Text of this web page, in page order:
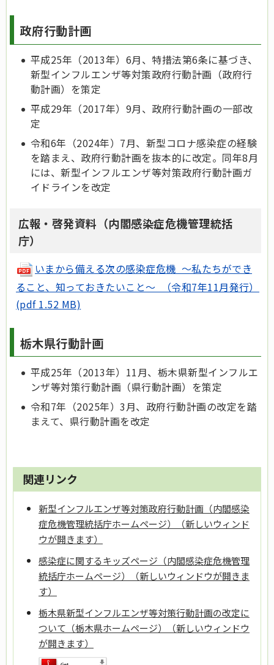
政府行動計画
平成25年（2013年）6月、特措法第6条に基づき、
新型インフルエンザ等対策政府行動計画（政府行
動計画）を策定
平成29年（2017年）9月、政府行動計画の一部改
定
令和6年（2024年）7月、新型コロナ感染症の経験
を踏まえ、政府行動計画を抜本的に改定。同年8月
には、新型インフルエンザ等対策政府行動計画ガ
イドラインを改定
広報・啓発資料（内閣感染症危機管理統括
庁）
いまから備える次の感染症危機 ～私たちができ
ること、知っておきたいこと～ （令和7年11月発行）
(pdf 1.52 MB)
栃木県行動計画
平成25年（2013年）11月、栃木県新型インフルエ
ンザ等対策行動計画（県行動計画）を策定
令和7年（2025年）3月、政府行動計画の改定を踏
まえて、県行動計画を改定
関連リンク
新型インフルエンザ等対策政府行動計画（内閣感染
症危機管理統括庁ホームページ）（新しいウィンド
ウが開きます）
感染症に関するキッズページ（内閣感染症危機管理
統括庁ホームページ）（新しいウィンドウが開きま
す）
栃木県新型インフルエンザ等対策行動計画の改定に
ついて（栃木県ホームページ）（新しいウィンドウ
が開きます）